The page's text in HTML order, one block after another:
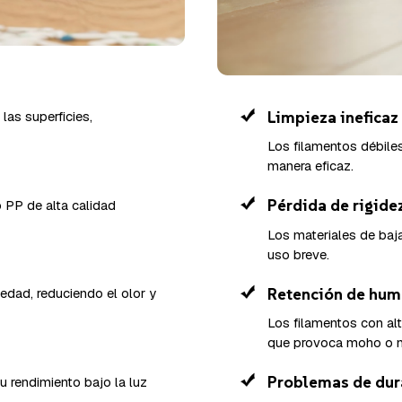
superficies,
PP de alta calidad
reduciendo el olor y
rendimiento bajo la luz
Limpieza ineficaz
Los filamentos
manera eficaz.
Pérdida de
Los materiales de
uso breve.
Retención de
Los filamentos con
que provoca moho o
Problemas de